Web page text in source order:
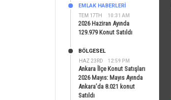
TEM 17TH 10:31 AM
EMLAK HABERLERI
2026 Haziran Ayında
129.979 Konut Satıldı
HAZ 23RD 12:59 PM
BÖLGESEL
Ankara İlçe Konut Satışları
2026 Mayıs: Mayıs Ayında
Ankara’da 8.021 konut
Satıldı